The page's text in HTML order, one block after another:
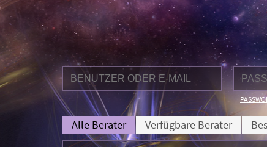
Alle Berater Verfügbare Berater